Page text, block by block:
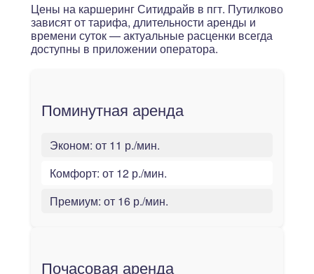
Цены на каршеринг Ситидрайв в пгт. Путилково
зависят от тарифа, длительности аренды и
времени суток — актуальные расценки всегда
доступны в приложении оператора.
Поминутная аренда
Эконом: от 11 р./мин.
Комфорт: от 12 р./мин.
Премиум: от 16 р./мин.
Почасовая аренда